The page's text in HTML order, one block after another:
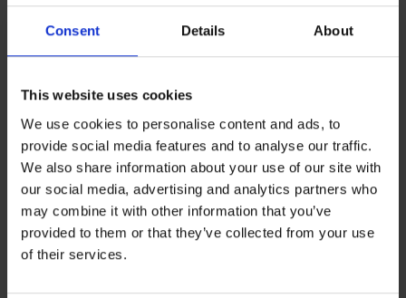
Consent Details About
This website uses cookies
We use cookies to personalise content and ads, to
provide social media features and to analyse our traffic.
We also share information about your use of our site with
our social media, advertising and analytics partners who
may combine it with other information that you’ve
provided to them or that they’ve collected from your use
of their services.
BH Simplicity wattiert
26,99 €
BH Maia 4D glättend
52,99 €